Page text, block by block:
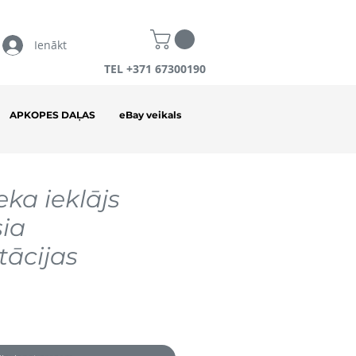
Ienākt
TEL +371 67300190
APKOPES DAĻAS eBay veikals
ieklājs